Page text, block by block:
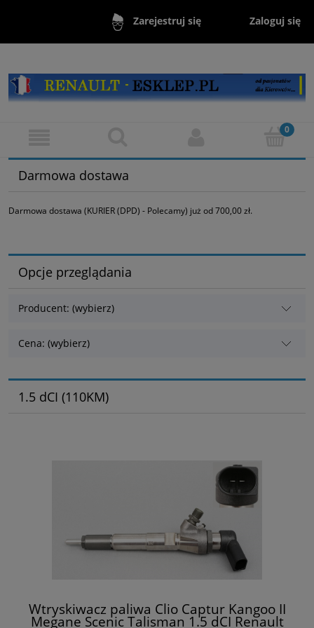
Zarejestruj się Zaloguj się
Darmowa dostawa
Darmowa dostawa (KURIER (DPD) - Polecamy) już od 700,00 zł.
Opcje przeglądania
Producent: (wybierz)
Cena: (wybierz)
1.5 dCI (110KM)
Wtryskiwacz paliwa Clio Captur Kangoo II
Megane Scenic Talisman 1.5 dCI Renault